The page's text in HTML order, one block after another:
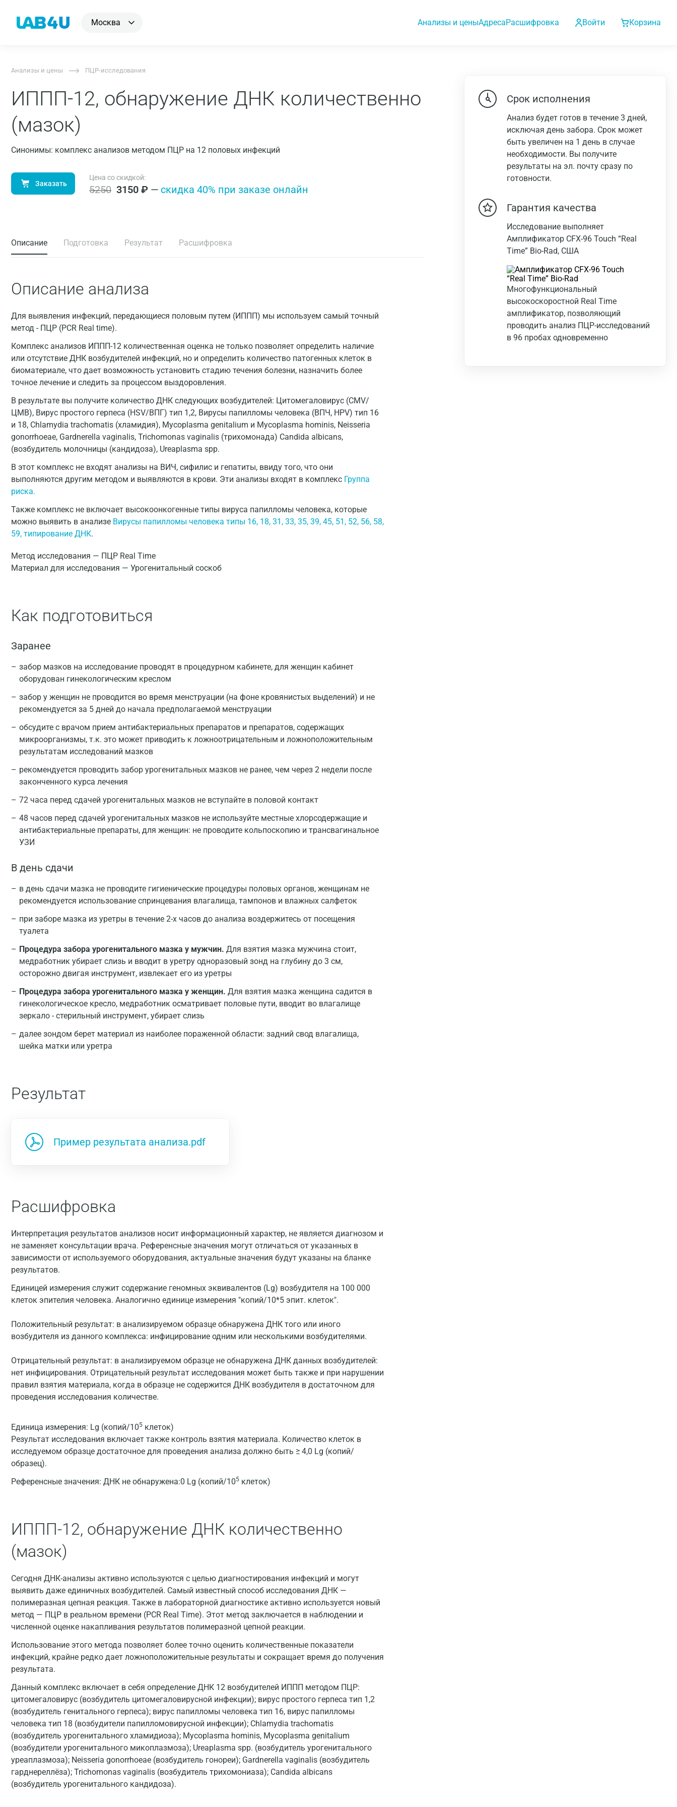
Москва Анализы и ценыАдресаРасшифровка Войти Корзина
Анализы и цены ПЦР-исследования
ИППП-12, обнаружение ДНК количественно
(мазок)
Синонимы: комплекс анализов методом ПЦР на 12 половых инфекций
Заказать
Цена со скидкой:
5250 3150 ₽ — cкидка 40% при заказе онлайн
Описание Подготовка Результат Расшифровка
Описание анализа
Для выявления инфекций, передающиеся половым путем (ИППП) мы используем самый точный
метод - ПЦР (PCR Real time).
Комплекс анализов ИППП-12 количественная оценка не только позволяет определить наличие
или отсутствие ДНК возбудителей инфекций, но и определить количество патогенных клеток в
биоматериале, что дает возможность установить стадию течения болезни, назначить более
точное лечение и следить за процессом выздоровления.
В результате вы получите количество ДНК следующих возбудителей: Цитомегаловирус (CMV/
ЦМВ), Вирус простого герпеса (HSV/ВПГ) тип 1,2, Вирусы папилломы человека (ВПЧ, HPV) тип 16
и 18, Chlamydia trachomatis (хламидия), Mycoplasma genitalium и Mycoplasma hominis, Neisseria
gonorrhoeae, Gardnerella vaginalis, Trichomonas vaginalis (трихомонада) Candida albicans,
(возбудитель молочницы (кандидоза), Ureaplasma spp.
В этот комплекс не входят анализы на ВИЧ, сифилис и гепатиты, ввиду того, что они
выполняются другим методом и выявляются в крови. Эти анализы входят в комплекс Группа
риска.
Также комплекс не включает высокоонкогенные типы вируса папилломы человека, которые
можно выявить в анализе Вирусы папилломы человека типы 16, 18, 31, 33, 35, 39, 45, 51, 52, 56, 58,
59, типирование ДНК.
Метод исследования — ПЦР Real Time
Материал для исследования — Урогенитальный соскоб
Как подготовиться
Заранее
забор мазков на исследование проводят в процедурном кабинете, для женщин кабинет
оборудован гинекологическим креслом
забор у женщин не проводится во время менструации (на фоне кровянистых выделений) и не
рекомендуется за 5 дней до начала предполагаемой менструации
обсудите с врачом прием антибактериальных препаратов и препаратов, содержащих
микроорганизмы, т.к. это может приводить к ложноотрицательным и ложноположительным
результатам исследований мазков
рекомендуется проводить забор урогенитальных мазков не ранее, чем через 2 недели после
законченного курса лечения
72 часа перед сдачей урогенитальных мазков не вступайте в половой контакт
48 часов перед сдачей урогенитальных мазков не используйте местные хлорсодержащие и
антибактериальные препараты, для женщин: не проводите кольпоскопию и трансвагинальное
УЗИ
В день сдачи
в день сдачи мазка не проводите гигиенические процедуры половых органов, женщинам не
рекомендуется использование спринцевания влагалища, тампонов и влажных салфеток
при заборе мазка из уретры в течение 2-х часов до анализа воздержитесь от посещения
туалета
Процедура забора урогенитального мазка у мужчин. Для взятия мазка мужчина стоит,
медработник убирает слизь и вводит в уретру одноразовый зонд на глубину до 3 см,
осторожно двигая инструмент, извлекает его из уретры
Процедура забора урогенитального мазка у женщин. Для взятия мазка женщина садится в
гинекологическое кресло, медработник осматривает половые пути, вводит во влагалище
зеркало - стерильный инструмент, убирает слизь
далее зондом берет материал из наиболее пораженной области: задний свод влагалища,
шейка матки или уретра
Результат
Пример результата анализа.pdf
Расшифровка
Интерпретация результатов анализов носит информационный характер, не является диагнозом и
не заменяет консультации врача. Референсные значения могут отличаться от указанных в
зависимости от используемого оборудования, актуальные значения будут указаны на бланке
результатов.
Единицей измерения служит содержание геномных эквивалентов (Lg) возбудителя на 100 000
клеток эпителия человека. Аналогично единице измерения "копий/10*5 эпит. клеток".
Положительный результат: в анализируемом образце обнаружена ДНК того или иного
возбудителя из данного комплекса: инфицирование одним или несколькими возбудителями.
Отрицательный результат: в анализируемом образце не обнаружена ДНК данных возбудителей:
нет инфицирования. Отрицательный результат исследования может быть также и при нарушении
правил взятия материала, когда в образце не содержится ДНК возбудителя в достаточном для
проведения исследования количестве.
Единица измерения: Lg (копий/105 клеток)
Результат исследования включает также контроль взятия материала. Количество клеток в
исследуемом образце достаточное для проведения анализа должно быть ≥ 4,0 Lg (копий/
образец).
Референсные значения: ДНК не обнаружена:0 Lg (копий/105 клеток)
ИППП-12, обнаружение ДНК количественно
(мазок)
Сегодня ДНК-анализы активно используются с целью диагностирования инфекций и могут
выявить даже единичных возбудителей. Самый известный способ исследования ДНК —
полимеразная цепная реакция. Также в лабораторной диагностике активно используется новый
метод — ПЦР в реальном времени (PCR Real Time). Этот метод заключается в наблюдении и
численной оценке накапливания результатов полимеразной цепной реакции.
Использование этого метода позволяет более точно оценить количественные показатели
инфекций, крайне редко дает ложноположительные результаты и сокращает время до получения
результата.
Данный комплекс включает в себя определение ДНК 12 возбудителей ИППП методом ПЦР:
цитомегаловирус (возбудитель цитомегаловирусной инфекции); вирус простого герпеса тип 1,2
(возбудитель генитального герпеса); вирус папилломы человека тип 16, вирус папилломы
человека тип 18 (возбудители папилломовирусной инфекции); Chlamydia trachomatis
(возбудитель урогенитального хламидиоза); Mycoplasma hominis, Mycoplasma genitalium
(возбудители урогенитального микоплазмоза); Ureaplasma spp. (возбудитель урогенитального
уреаплазмоза); Neisseria gonorrhoeae (возбудитель гонореи); Gardnerella vaginalis (возбудитель
гарднереллёза); Trichomonas vaginalis (возбудитель трихомониаза); Candida albicans
(возбудитель урогенитального кандидоза).
Срок исполнения
Анализ будет готов в течение 3 дней,
исключая день забора. Срок может
быть увеличен на 1 день в случае
необходимости. Вы получите
результаты на эл. почту сразу по
готовности.
Гарантия качества
Исследование выполняет
Амплификатор CFX-96 Touch “Real
Time” Bio-Rad, США
Многофункциональный
высокоскоростной Real Time
амплификатор, позволяющий
проводить анализ ПЦР-исследований
в 96 пробах одновременно
Санкт-Петербург
Казань
Владимир
Волгоград
Вологда
Всеволожск
Геленджик
Голубое
Дмитров
Домодедово
Жуковский
Иваново
Ивантеевка
Ижевск
Истра
Йошкар-Ола
Калининград
Калуга
Кемерово
Ковров
Коломна